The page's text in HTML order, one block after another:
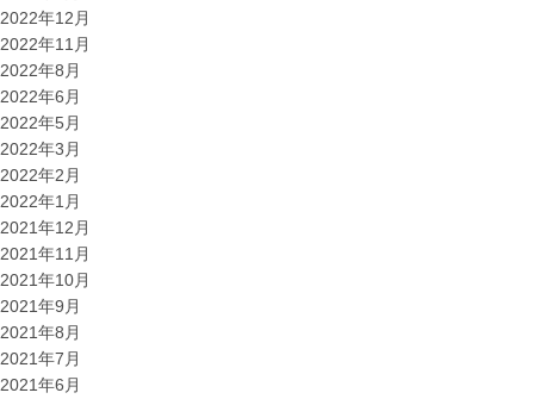
2022年12月
2022年11月
2022年8月
2022年6月
2022年5月
2022年3月
2022年2月
2022年1月
2021年12月
2021年11月
2021年10月
2021年9月
2021年8月
2021年7月
2021年6月